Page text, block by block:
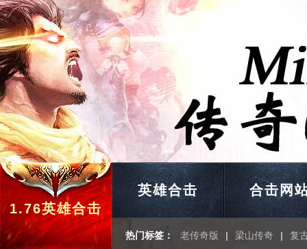
1.76英雄合击
英雄合击 合击网
热门标签： 老传奇版 | 梁山传奇 | 复